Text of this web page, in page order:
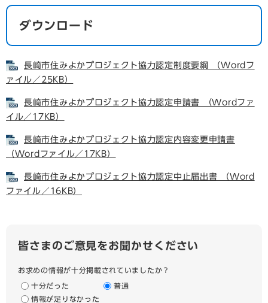
ダウンロード
長崎市住みよかプロジェクト協力認定制度要綱 （Wordフ
ァイル／25KB）
長崎市住みよかプロジェクト協力認定申請書 （Wordファ
イル／17KB）
長崎市住みよかプロジェクト協力認定内容変更申請書
（Wordファイル／17KB）
長崎市住みよかプロジェクト協力認定中止届出書 （Word
ファイル／16KB）
皆さまのご意見をお聞かせください
お求めの情報が十分掲載されていましたか？
十分だった
普通
情報が足りなかった